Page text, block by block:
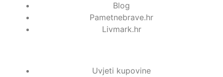
Blog
Pametnebrave.hr
Livmark.hr
Uvjeti kupovine